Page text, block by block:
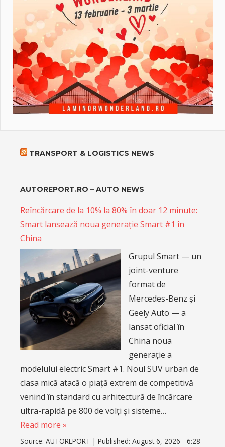
TRANSPORT & LOGISTICS NEWS
AUTOREPORT.RO – AUTO NEWS
Reîncărcare de la 10% la 80% în doar 12 minute:
Smart lansează noua generație Smart #1 în
China
Grupul Smart — un
joint-venture
format de
Mercedes-Benz și
Geely Auto — a
lansat oficial în
China noua
generație a
modelului electric Smart #1. Noul SUV urban de
clasa mică atacă o piață extrem de competitivă
venind în standard cu arhitectură de încărcare
ultra-rapidă pe 800 de volți și sisteme…
Read more »
Source: AUTOREPORT | Published: August 6, 2026 - 6:28